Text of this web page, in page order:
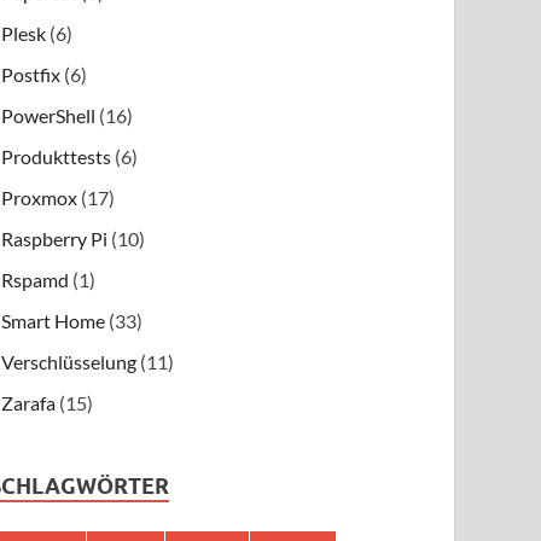
Plesk (6)
Postfix (6)
PowerShell (16)
Produkttests (6)
Proxmox (17)
Raspberry Pi (10)
Rspamd (1)
Smart Home (33)
Verschlüsselung (11)
Zarafa (15)